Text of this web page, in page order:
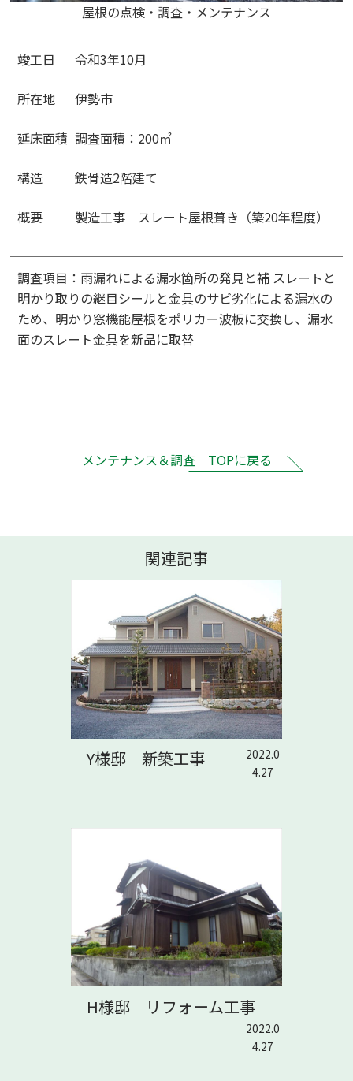
屋根の点検・調査・メンテナンス
竣工日 令和3年10月
所在地 伊勢市
延床面積 調査面積：200㎡
構造 鉄骨造2階建て
概要 製造工事 スレート屋根葺き（築20年程度）
調査項目：雨漏れによる漏水箇所の発見と補 スレートと
明かり取りの継目シールと金具のサビ劣化による漏水の
ため、明かり窓機能屋根をポリカー波板に交換し、漏水
面のスレート金具を新品に取替
メンテナンス＆調査 TOPに戻る
関連記事
Y様邸 新築工事
2022.0
4.27
H様邸 リフォーム工事
2022.0
4.27